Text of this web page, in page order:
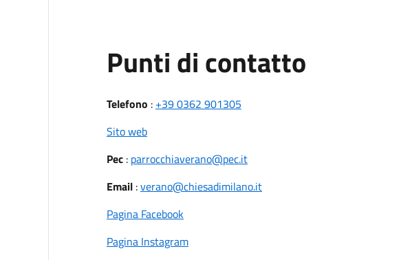
Punti di contatto
Telefono : +39 0362 901305
Sito web
Pec: parrocchiaverano@pec.it
Email:verano@chiesadimilano.it
Pagina Facebook
Pagina Instagram